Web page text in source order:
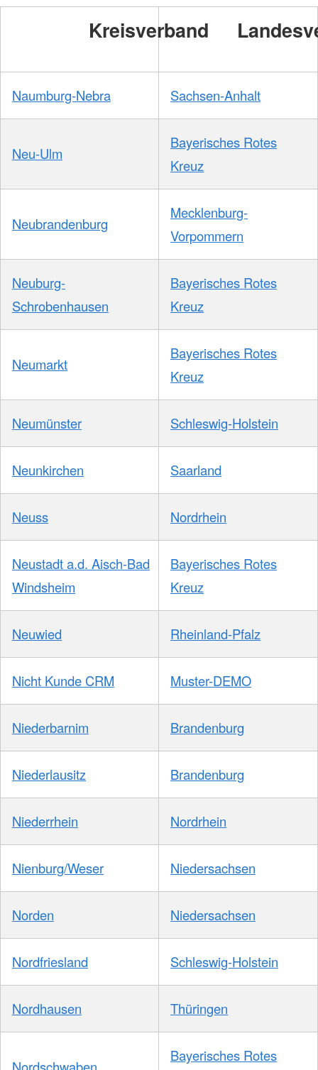
Kreisverband
Naumburg-Nebra Sachsen-Anhalt
Neu-Ulm
Bayerisches Rotes
Kreuz
Neubrandenburg
Mecklenburg-
Vorpommern
Neuburg-
Schrobenhausen
Bayerisches Rotes
Kreuz
Neumarkt
Bayerisches Rotes
Kreuz
Neumünster Schleswig-Holstein
Neunkirchen Saarland
Neuss Nordrhein
Neustadt a.d. Aisch-Bad
Windsheim
Bayerisches Rotes
Kreuz
Neuwied Rheinland-Pfalz
Nicht Kunde CRM Muster-DEMO
Niederbarnim Brandenburg
Niederlausitz Brandenburg
Niederrhein Nordrhein
Nienburg/Weser Niedersachsen
Norden Niedersachsen
Nordfriesland Schleswig-Holstein
Nordhausen Thüringen
Bayerisches Rotes